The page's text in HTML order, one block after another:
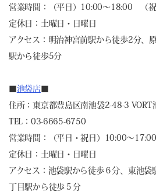
営業時間：（平日）10:00～18:00 （
定休日：土曜日・日曜日
アクセス：明治神宮前駅から徒歩2分、
駅から徒歩5分
池袋店
住所：東京都豊島区南池袋2-48-3 VORT
TEL：03-6665-6750
営業時間：（平日・祝日）10:00～17:00
定休日：土曜日・日曜日
アクセス：池袋駅から徒歩６分、東池袋
丁目駅から徒歩５分